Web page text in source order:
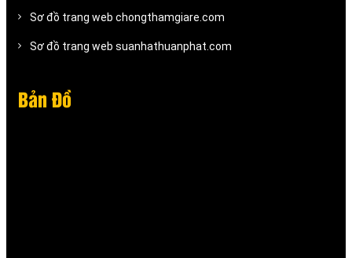
Sơ đồ trang web chongthamgiare.com
Sơ đồ trang web suanhathuanphat.com
Bản Đồ